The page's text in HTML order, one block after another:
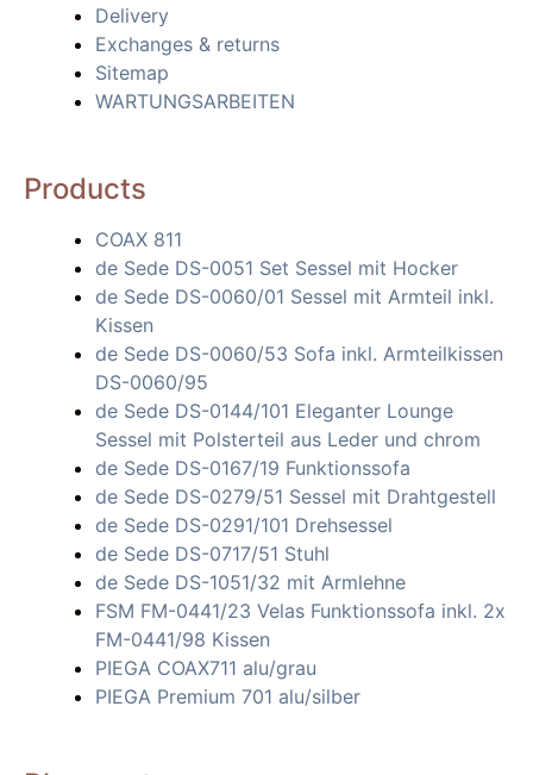
Delivery
Exchanges & returns
Sitemap
WARTUNGSARBEITEN
Products
COAX 811
de Sede DS-0051 Set Sessel mit Hocker
de Sede DS-0060/01 Sessel mit Armteil inkl.
Kissen
de Sede DS-0060/53 Sofa inkl. Armteilkissen
DS-0060/95
de Sede DS-0144/101 Eleganter Lounge
Sessel mit Polsterteil aus Leder und chrom
de Sede DS-0167/19 Funktionssofa
de Sede DS-0279/51 Sessel mit Drahtgestell
de Sede DS-0291/101 Drehsessel
de Sede DS-0717/51 Stuhl
de Sede DS-1051/32 mit Armlehne
FSM FM-0441/23 Velas Funktionssofa inkl. 2x
FM-0441/98 Kissen
PIEGA COAX711 alu/grau
PIEGA Premium 701 alu/silber